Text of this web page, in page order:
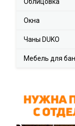
Окна
Чаны DUKO
Мебель для